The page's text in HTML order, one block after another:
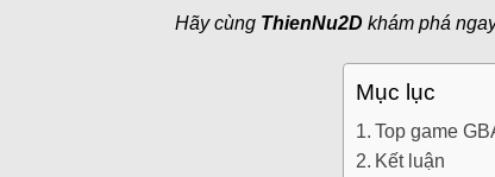
Hãy cùng ThienNu2D khám phá
Mục lục
Top game
Kết luận